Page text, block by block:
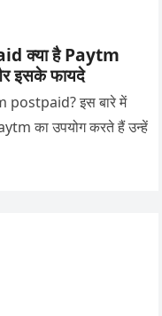
क्या है Paytm
इसके फायदे
postpaid? इस बारे में
का उपयोग करते हैं उन्हें